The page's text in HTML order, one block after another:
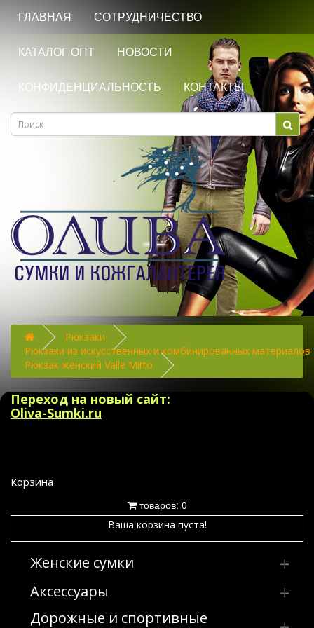
ГЛАВНАЯ СОТРУДНИЧЕСТВО
КАТАЛОГ ОПТ НОВОСТИ
КОНФИДЕНЦИАЛЬНОСТЬ КОНТАКТЫ
Рюкзаки
Рюкзаки из искусственных и комбинированных материалов
Рюкзак женский Valle Mitto
Переход на новый сайт:
Oliva-Sumki.ru
Корзина
товаров: 0
Ваша корзина пуста!
Женские сумки
Клатчи
Клатчи из искусственных и
Сумка женская производство Россия
Аксессуары
Брелки
Дорожные и спортивные